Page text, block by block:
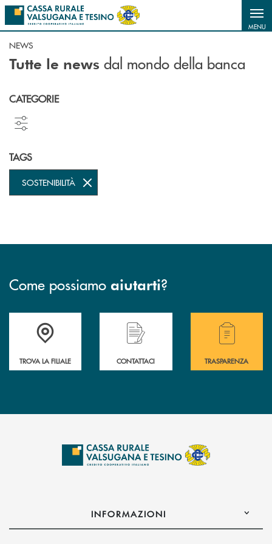
Salta al contenuto principale
MENU
NEWS
Tutte le news dal mondo della banca
CATEGORIE
TAGS
SOSTENIBILITÀ
Come possiamo aiutarti?
Accedi all' elenco completo delle filiali .
TROVA LA FILIALE
Hai bisogno di assistenza immediata?
CONTATTACI
Hai bisogno di
TRASPARENZA
INFORMAZIONI